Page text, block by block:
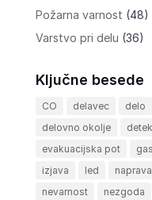
Požarna varnost (48)
Varstvo pri delu (36)
Ključne besede
CO delavec delo
delovno okolje
evakuacijska pot
izjava
led naprava
nevarnost
nezgoda